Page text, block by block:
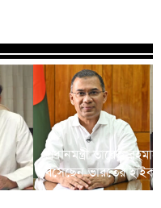
প্রধানমন্ত্রী তারেক
বসেছেন ভারতের